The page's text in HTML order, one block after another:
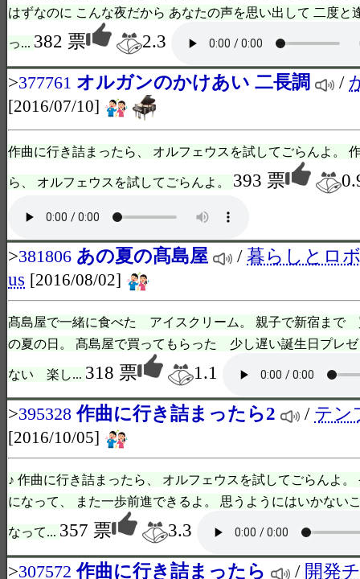
はずなのに こんな夜だから あなたの声を思い出して 二度と
っ... 382 票
2.3
>377761 オルガンのかけあい 二長調 /
[2016/07/10]
作曲に行き詰まったら、 オルフェウスを試してごらんよ。
ら、 オルフェウスを試してごらんよ。 393 票
>381806 あの夏の髙島屋 /暮らしとロ
us [2016/08/02]
髙島屋で一緒に食べた アイスクリーム。 親子で新宿まで
の夏の日。 髙島屋で買ってもらった 少し遅い誕生日プレ
ない 楽し... 318 票
1.1
>395328 作曲に行き詰まったら2 / テン
[2016/10/05]
♪ 作曲に行き詰まったら、 オルフェウスを試してごらんよ
になって、 また一歩前進できるよ。 思うようにはいかない
なって... 357 票
3.3
>307572 作曲に行き詰まったら / 開発